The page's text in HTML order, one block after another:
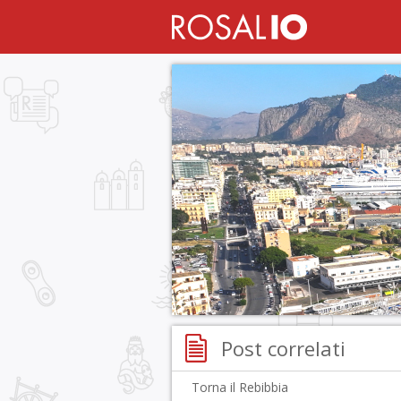
Post correlati
Torna il Rebibbia